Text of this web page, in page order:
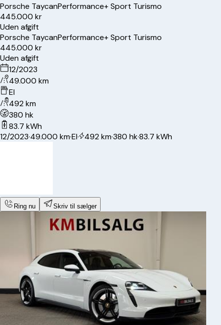
Porsche TaycanPerformance+ Sport Turismo
445.000 kr
Uden afgift
Porsche TaycanPerformance+ Sport Turismo
445.000 kr
Uden afgift
12/2023
49.000 km
El
492 km
380 hk
83.7 kWh
12/2023·49.000 km·El· 492 km·380 hk·83.7 kWh
Ring nu Skriv til sælger